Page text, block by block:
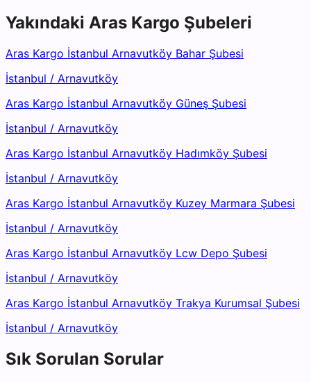
Yakındaki Aras Kargo Şubeleri
Aras Kargo İstanbul Arnavutköy Bahar Şubesi
İstanbul / Arnavutköy
Aras Kargo İstanbul Arnavutköy Güneş Şubesi
İstanbul / Arnavutköy
Aras Kargo İstanbul Arnavutköy Hadımköy Şubesi
İstanbul / Arnavutköy
Aras Kargo İstanbul Arnavutköy Kuzey Marmara Şubesi
İstanbul / Arnavutköy
Aras Kargo İstanbul Arnavutköy Lcw Depo Şubesi
İstanbul / Arnavutköy
Aras Kargo İstanbul Arnavutköy Trakya Kurumsal Şubesi
İstanbul / Arnavutköy
Sık Sorulan Sorular